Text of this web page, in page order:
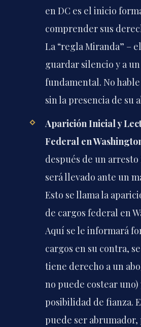
en DC es el inicio
comprender sus
La “regla Miranda” –
guardar silencio y a
fundamental. No
sin la presencia de su
Aparición Inicial y
Federal en
después de un
será llevado ante un
Esto se llama la
de cargos federal en
Aquí se le informará
cargos en su contra,
tiene derecho a un
no puede costear
posibilidad de fianza.
puede ser abrumador,